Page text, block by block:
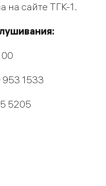
на сайте ТГК-1.
953 1533
5205